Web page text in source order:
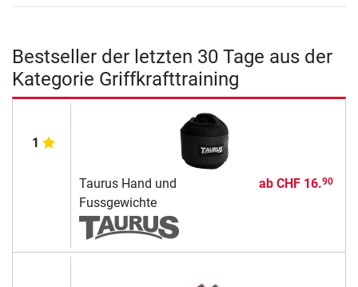
Bestseller der letzten 30 Tage aus der
Kategorie Griffkrafttraining
1
Taurus Hand und
Fussgewichte
ab CHF 16.90